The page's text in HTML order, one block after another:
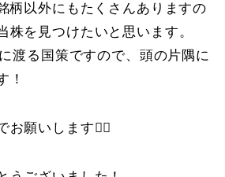
柄以外にもたくさんありますの
株を見つけたいと思います。
渡る国策ですので、頭の片隅に
！
願いします🙇‍♀️